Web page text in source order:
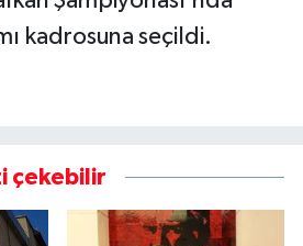
kadrosuna seçildi.
çekebilir